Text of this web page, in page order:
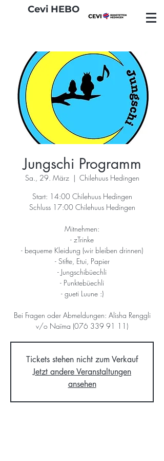
Cevi HEBO
Jungschi Programm
Sa., 29. März
  |
Chilehuus Hedingen
Start: 14:00 Chilehuus Hedingen
Schluss 17:00 Chilehuus Hedingen
Mitnehmen:
- zTrinke
- bequeme Kleidung (wir bleiben drinnen)
- Stifte, Etui, Papier
- Jungschibüechli
- Punktebüechli
- gueti Luune :)
Bei Fragen oder Abmeldungen: Alisha Renggli
v/o Naïma (076 339 91 11)
Tickets stehen nicht zum Verkauf
Jetzt andere Veranstaltungen
ansehen